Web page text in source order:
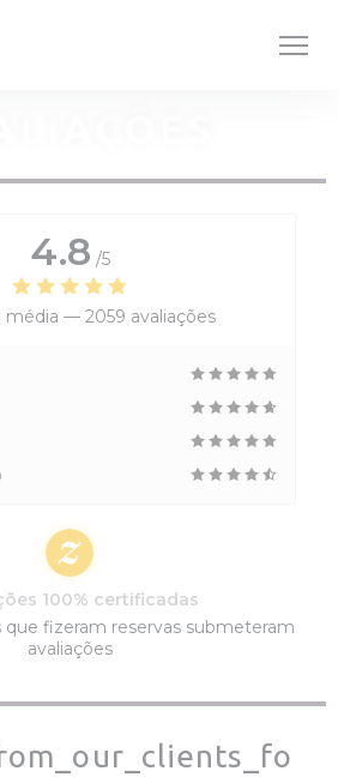
4.8 /5
média — 2059 avaliações
100% certificadas
que fizeram reservas submeteram
avaliações